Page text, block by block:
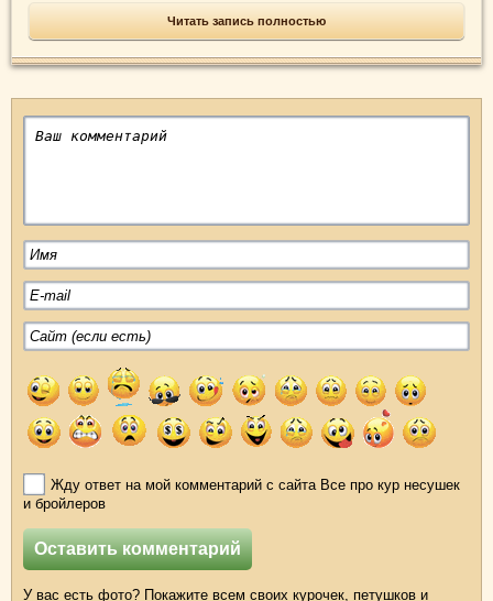
Читать запись полностью
Жду ответ на мой комментарий с сайта Все про кур несушек
и бройлеров
У вас есть фото? Покажите всем своих курочек, петушков и